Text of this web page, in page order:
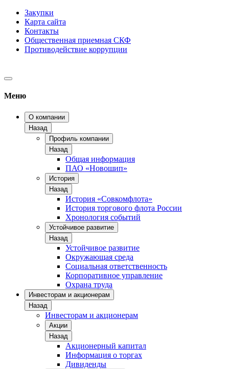
Закупки
Карта сайта
Контакты
Общественная приемная СКФ
Противодействие коррупции
Меню
О компании
Назад
Профиль компании
Назад
Общая информация
ПАО «Новошип»
История
Назад
История «Совкомфлота»
История торгового флота России
Хронология событий
Устойчивое развитие
Назад
Устойчивое развитие
Окружающая среда
Социальная ответственность
Корпоративное управление
Охрана труда
Инвесторам и акционерам
Назад
Инвесторам и акционерам
Акции
Назад
Акционерный капитал
Информация о торгах
Дивиденды